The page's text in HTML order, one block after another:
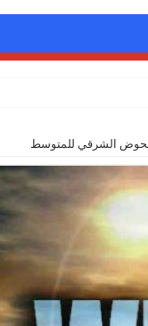
الشرقي للمتوسط